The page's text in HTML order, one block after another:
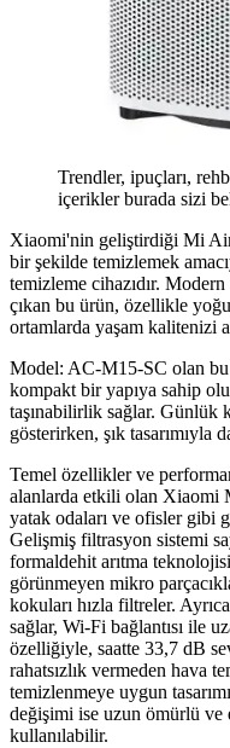
Trendler, ipuçları,
içerikler burada sizi
Xiaomi'nin geliştirdiği Mi
bir şekilde temizlemek
temizleme cihazıdır.
çıkan bu ürün, özellikle
ortamlarda yaşam kalitenizi
Model: AC-M15-SC olan
kompakt bir yapıya sahip
taşınabilirlik sağlar. Günlük
gösterirken, şık tasarımıyla
Temel özellikler ve
alanlarda etkili olan Xiaomi
yatak odaları ve ofisler gibi
Gelişmiş filtrasyon sistemi
formaldehit arıtma
görünmeyen mikro
kokuları hızla filtreler.
sağlar, Wi-Fi bağlantısı ile
özelliğiyle, saatte 33,7 dB
rahatsızlık vermeden hava
temizlenmeye uygun
değişimi ise uzun ömürlü ve
kullanılabilir.